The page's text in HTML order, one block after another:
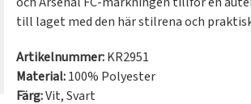
till laget med den här stilrena och
Artikelnummer:KR2951
Material:100% Polyester
Färg:Vit,Svart